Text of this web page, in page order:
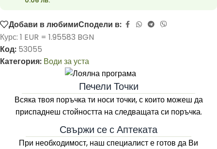
Добави в любимиСподели в:
Курс: 1 EUR = 1.95583 BGN
Код: 53055
Категория: Води за уста
Печели Точки
Всяка твоя поръчка ти носи точки, с които можеш да
приспаднеш стойността на следващата си поръчка.
Свържи се с Аптеката
При необходимост, наш специалист е готов да Ви